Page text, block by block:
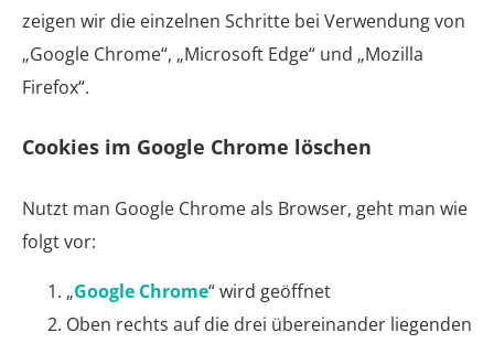
zeigen wir die einzelnen Schritte bei Verwendung von
„Google Chrome“, „Microsoft Edge“ und „Mozilla
Firefox“.
Cookies im Google Chrome löschen
Nutzt man Google Chrome als Browser, geht man wie
folgt vor:
„Google Chrome“ wird geöffnet
Oben rechts auf die drei übereinander liegenden